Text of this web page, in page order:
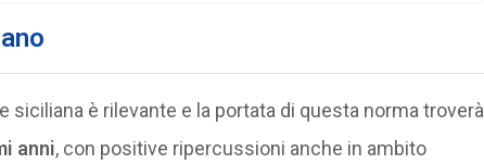
siciliana è rilevante e la portata di questa norma troverà
anni, con positive ripercussioni anche in ambito